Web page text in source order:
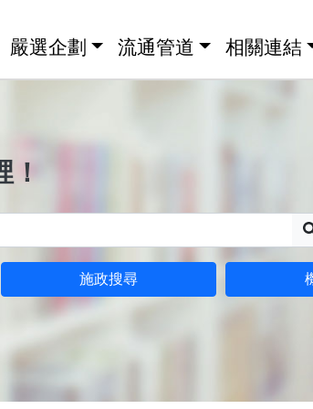
嚴選企劃 流通管道 相關連結
施政搜尋